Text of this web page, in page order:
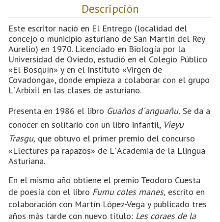
Descripción
Este escritor nació en El Entrego (localidad del
concejo o municipio asturiano de San Martín del Rey
Aurelio) en 1970. Licenciado en Biología por la
Universidad de Oviedo, estudió en el Colegio Público
«El Bosquín» y en el Instituto «Virgen de
Covadonga», donde empieza a colaborar con el grupo
L´Arbixil en las clases de asturiano.
Presenta en 1986 el libro Guaños d´anguañu. Se da a
conocer en solitario con un libro infantil, Vieyu
Trasgu, que obtuvo el primer premio del concurso
«Llectures pa rapazos» de L´Academia de la Llingua
Asturiana.
En el mismo año obtiene el premio Teodoro Cuesta
de poesía con el libro Fumu coles manes, escrito en
colaboración con Martín López-Vega y publicado tres
años más tarde con nuevo título: Les coraes de la